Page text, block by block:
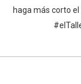
haga más corto